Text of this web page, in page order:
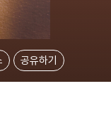
공유하기